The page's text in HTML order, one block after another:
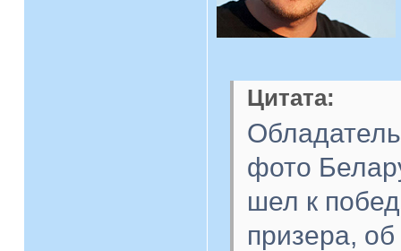
Цитата:
фото
шел к
призера,